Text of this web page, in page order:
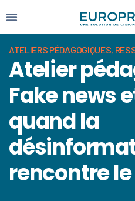
ATELIERS PÉDAGOGIQUES,
Atelier
Fake news
quand la
rencontre